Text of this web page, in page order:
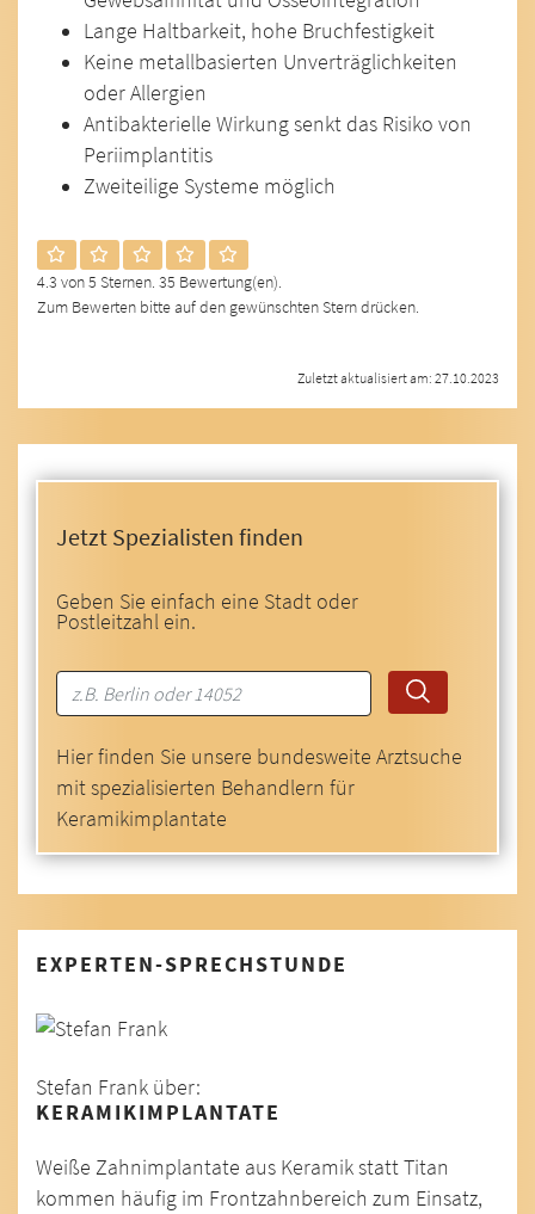
Lange Haltbarkeit, hohe Bruchfestigkeit
Keine metallbasierten Unverträglichkeiten
oder Allergien
Antibakterielle Wirkung senkt das Risiko von
Periimplantitis
Zweiteilige Systeme möglich
4.3 von 5 Sternen. 35 Bewertung(en).
Zum Bewerten bitte auf den gewünschten Stern drücken.
Zuletzt aktualisiert am: 27.10.2023
Jetzt Spezialisten finden
Geben Sie einfach eine Stadt oder
Postleitzahl ein.
Hier finden Sie unsere bundesweite Arztsuche
mit spezialisierten Behandlern für
Keramikimplantate
EXPERTEN-SPRECHSTUNDE
Stefan Frank über:
KERAMIKIMPLANTATE
Weiße Zahnimplantate aus Keramik statt Titan
kommen häufig im Frontzahnbereich zum Einsatz,